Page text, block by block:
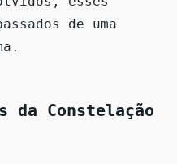
de uma
da Constelação